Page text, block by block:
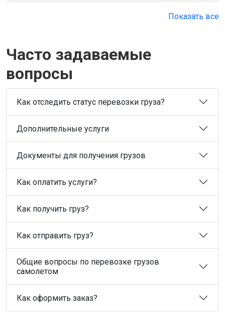
Показать все
Часто задаваемые
вопросы
Как отследить статус перевозки груза?
Дополнительные услуги
Документы для получения грузов
Как оплатить услуги?
Как получить груз?
Как отправить груз?
Общие вопросы по перевозке грузов
самолетом
Как оформить заказ?